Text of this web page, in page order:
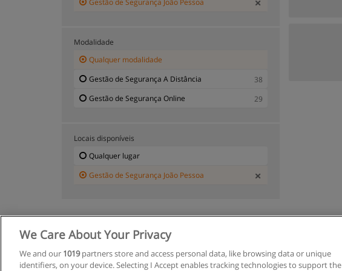
Gestão de Segurança João Pessoa
Modalidade
Qualquer modalidade
Gestão de Segurança A Distância
38
Gestão de Segurança Online
29
Locais disponíveis
Qualquer lugar
Gestão de Segurança João Pessoa
We Care About Your Privacy
We and our 1019partners store and access personal data, like browsing data or unique
identifiers, on your device. Selecting I Accept enables tracking technologies to support the